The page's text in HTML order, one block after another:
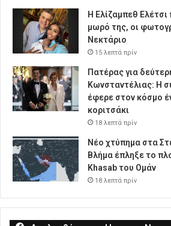
Η Ελίζαμπεθ Ελέτσι
μωρό της, οι
Νεκτάριο
15 λεπτά πρίν
Πατέρας για
Κωνσταντέλιας: Η
έφερε στον κόσμο
κοριτσάκι
18 λεπτά πρίν
Νέο χτύπημα στα
Βλήμα έπληξε το
Khasab του Ομάν
18 λεπτά πρίν